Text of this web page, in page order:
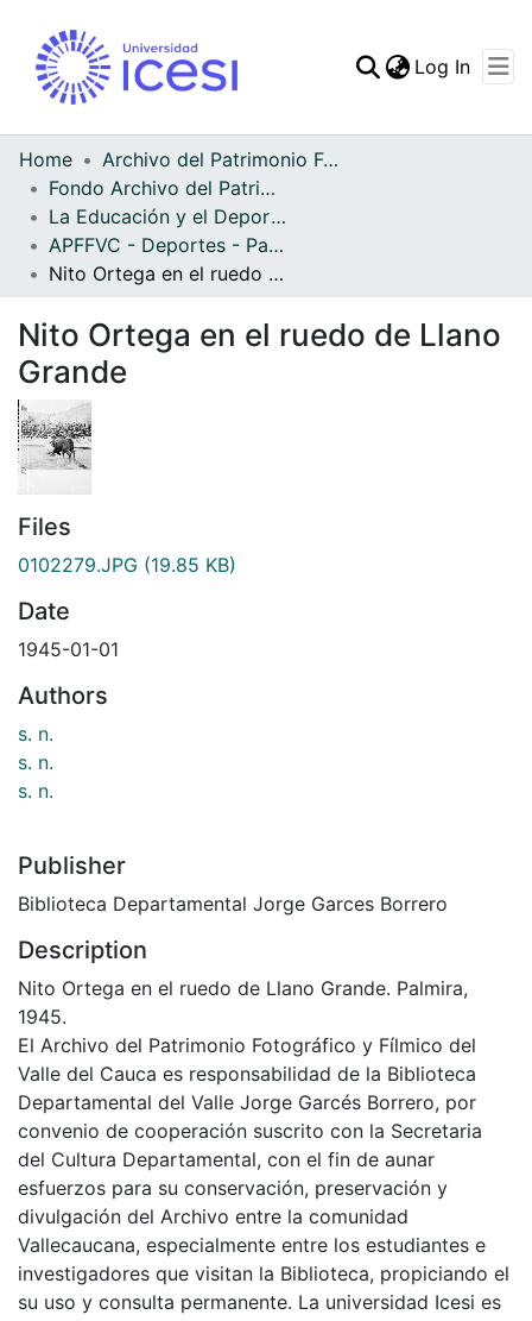
Log In
Home
Archivo del Patrimonio Fotográfico y Fílmico del Valle del Cauca
Fondo Archivo del Patrimonio Fotográfico y Fílmico del Valle del Cauca
La Educación y el Deporte
APFFVC - Deportes - Patrimonial
Nito Ortega en el ruedo de Llano Grande
Nito Ortega en el ruedo de Llano
Grande
Files
0102279.JPG (19.85 KB)
Date
1945-01-01
Authors
s. n.
s. n.
s. n.
Publisher
Biblioteca Departamental Jorge Garces Borrero
Description
Nito Ortega en el ruedo de Llano Grande. Palmira,
1945.
El Archivo del Patrimonio Fotográfico y Fílmico del
Valle del Cauca es responsabilidad de la Biblioteca
Departamental del Valle Jorge Garcés Borrero, por
convenio de cooperación suscrito con la Secretaria
del Cultura Departamental, con el fin de aunar
esfuerzos para su conservación, preservación y
divulgación del Archivo entre la comunidad
Vallecaucana, especialmente entre los estudiantes e
investigadores que visitan la Biblioteca, propiciando el
su uso y consulta permanente. La universidad Icesi es